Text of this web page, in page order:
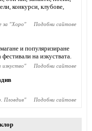
конкурси, клубове,
за "Хоро" Подобни сайтове
и популяризиране
на изкуствата.
" Подобни сайтове
Пловдив" Подобни сайтове